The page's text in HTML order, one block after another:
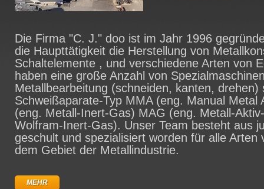
Die Firma "C. J." doo ist im Jahr 1996
die Haupttätigkeit die Herstellung von
Schaltelemente , und verschiedene Arten von
haben eine große Anzahl von
Metallbearbeitung (schneiden, kanten, drehen)
Schweißaparate-Typ MMA (eng. Manual Metal
(eng. Metall-Inert-Gas) MAG (eng. Metall-
Wolfram-Inert-Gas). Unser Team besteht aus
geschult und spezialisiert worden für alle Arten
dem Gebiet der Metallindustrie.
MEHR